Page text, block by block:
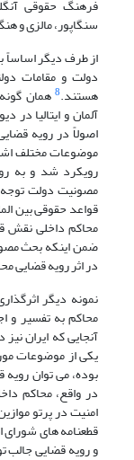
فرهنگ حقوقی
سنگاپور، مالزی و
از طرف دیگر اساساً
دولت و مقامات
هستند.8 همان
آلمان و ایتالیا
اصولاً در رویه
موضوعات مختلف
رویکرد شد و به
مصونیت دولت
قواعد حقوقی بین
محاکم داخلی نقش
ضمن اینکه بحث
در اثر رویه قضایی
نمونه دیگر
محاکم به تفسیر و
یکی از موضوعات
بوده، می توان
در واقع، محاکم
امنیت در پرتو
قطعنامه های
و رویه قضایی جالب